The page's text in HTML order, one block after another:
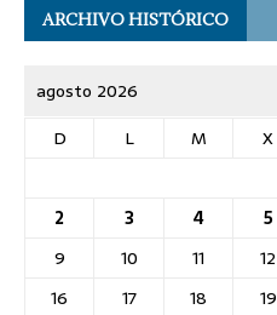
ARCHIVO HISTÓRICO
agosto 2026
D
L M X
2
3 4 5
9
10 11 12
16
17 18 19